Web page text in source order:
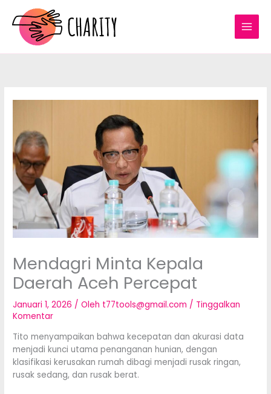
konten
Mendagri Minta Kepala
Daerah Aceh Percepat
Januari 1, 2026 / Oleh t77tools@gmail.com / Tinggalkan
Komentar
Tito menyampaikan bahwa kecepatan dan akurasi data
menjadi kunci utama penanganan hunian, dengan
klasifikasi kerusakan rumah dibagi menjadi rusak ringan,
rusak sedang, dan rusak berat.